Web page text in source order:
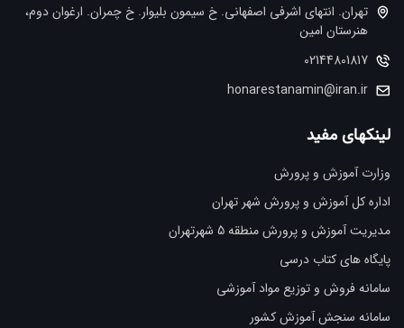
تهران. انتهاي اشرفي اصفهاني. خ سيمون بليوار. خ چمران. ارغوان دوم،
هنرستان امین
02144801817
honarestanamin@iran.ir
لینکهای مفید
وزارت آموزش و پرورش
اداره کل آموزش و پرورش شهر تهران
مدیریت آموزش و پرورش منطقه 5 شهرتهران
پایگاه های کتاب درسی
سامانه فروش و توزیع مواد آموزشی
سامانه سنجش آموزش کشور